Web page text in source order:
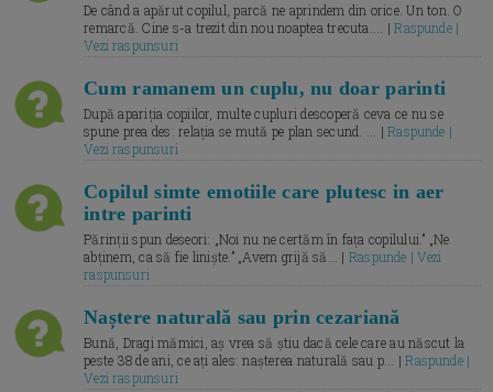
De când a apărut copilul, parcă ne aprindem din orice. Un ton. O
remarcă. Cine s-a trezit din nou noaptea trecuta.... |Raspunde |
Vezi raspunsuri
Cum ramanem un cuplu, nu doar parinti
După apariția copiilor, multe cupluri descoperă ceva ce nu se
spune prea des: relația se mută pe plan secund. ... |Raspunde |
Vezi raspunsuri
Copilul simte emotiile care plutesc in aer
intre parinti
Părinții spun deseori: „Noi nu ne certăm în fața copilului.” „Ne
abținem, ca să fie liniște.” „Avem grijă să... | Raspunde | Vezi
raspunsuri
Naștere naturală sau prin cezariană
Bună, Dragi mămici, aș vrea să știu dacă cele care au născut la
peste 38 de ani, ce ați ales: nașterea naturală sau p... |Raspunde |
Vezi raspunsuri